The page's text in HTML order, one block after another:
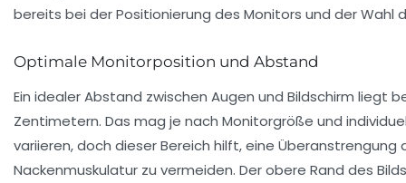
bereits bei der Positionierung des Monitors und der Wahl
Optimale Monitorposition und Abstand
Ein idealer Abstand zwischen Augen und Bildschirm liegt
Zentimetern. Das mag je nach Monitorgröße und
variieren, doch dieser Bereich hilft, eine Überanstrengung
Nackenmuskulatur zu vermeiden. Der obere Rand des